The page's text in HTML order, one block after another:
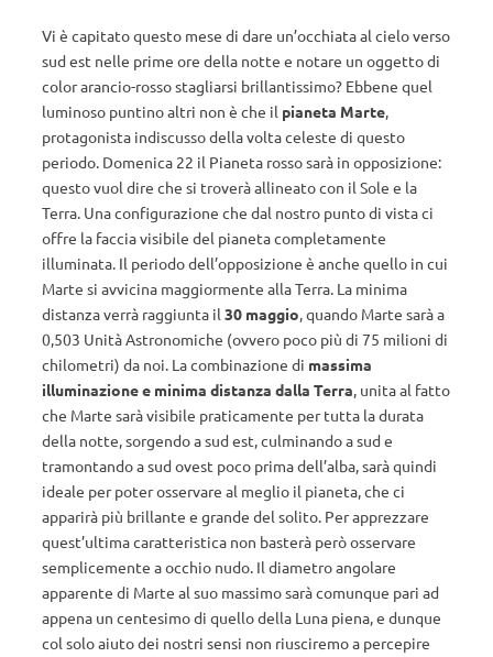
Vi è capitato questo mese di dare un’occhiata al cielo verso
sud est nelle prime ore della notte e notare un oggetto di
color arancio-rosso stagliarsi brillantissimo? Ebbene quel
luminoso puntino altri non è che il pianeta Marte,
protagonista indiscusso della volta celeste di questo
periodo. Domenica 22 il Pianeta rosso sarà in opposizione:
questo vuol dire che si troverà allineato con il Sole e la
Terra. Una configurazione che dal nostro punto di vista ci
offre la faccia visibile del pianeta completamente
illuminata. Il periodo dell’opposizione è anche quello in cui
Marte si avvicina maggiormente alla Terra. La minima
distanza verrà raggiunta il 30 maggio, quando Marte sarà a
0,503 Unità Astronomiche (ovvero poco più di 75 milioni di
chilometri) da noi. La combinazione di massima
illuminazione e minima distanza dalla Terra, unita al fatto
che Marte sarà visibile praticamente per tutta la durata
della notte, sorgendo a sud est, culminando a sud e
tramontando a sud ovest poco prima dell’alba, sarà quindi
ideale per poter osservare al meglio il pianeta, che ci
apparirà più brillante e grande del solito. Per apprezzare
quest’ultima caratteristica non basterà però osservare
semplicemente a occhio nudo. Il diametro angolare
apparente di Marte al suo massimo sarà comunque pari ad
appena un centesimo di quello della Luna piena, e dunque
col solo aiuto dei nostri sensi non riusciremo a percepire